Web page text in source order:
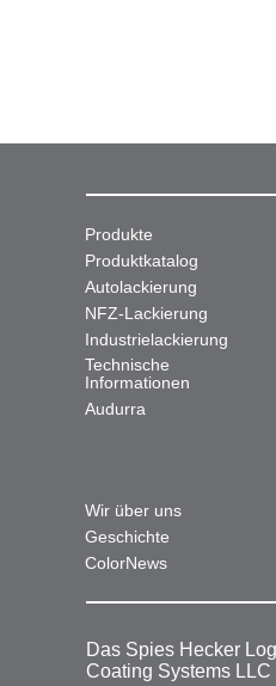
Produkte
Produktkatalog
Autolackierung
NFZ-Lackierung
Industrielackierung
Technische
Informationen
Audurra
Wir über uns
Geschichte
ColorNews
Das Spies Hecker
Coating Systems